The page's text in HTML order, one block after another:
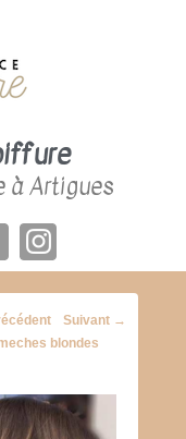
à Artigues
Suivant →
blondes